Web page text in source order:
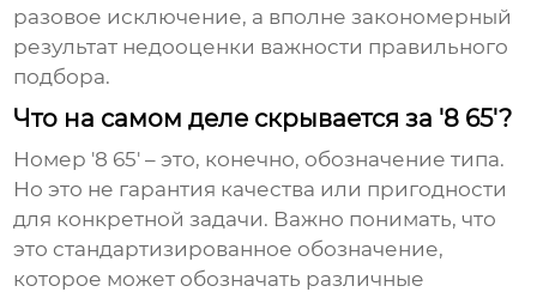
разовое исключение, а вполне закономерный
результат недооценки важности правильного
подбора.
Что на самом деле скрывается за '8 65'?
Номер '8 65' – это, конечно, обозначение типа.
Но это не гарантия качества или пригодности
для конкретной задачи. Важно понимать, что
это стандартизированное обозначение,
которое может обозначать различные